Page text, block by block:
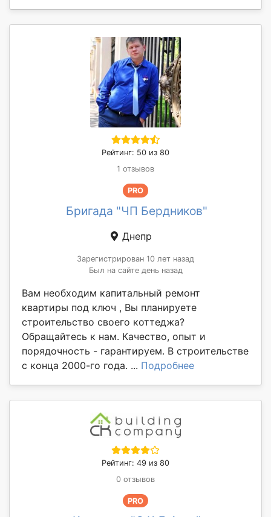
Рейтинг: 50 из 80
1 отзывов
PRO
Бригада "ЧП Бердников"
Днепр
Зарегистрирован 10 лет назад
Был на сайте день назад
Вам необходим капитальный ремонт
квартиры под ключ , Вы планируете
строительство своего коттеджа?
Обращайтесь к нам. Качество, опыт и
порядочность - гарантируем. В строительстве
с конца 2000-го года. ... Подробнее
Рейтинг: 49 из 80
0 отзывов
PRO